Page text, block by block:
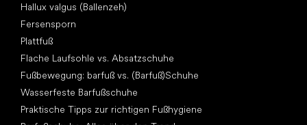
Hallux valgus (Ballenzeh)
Fersensporn
Plattfuß
Flache Laufsohle vs. Absatzschuhe
Fußbewegung: barfuß vs. (Barfuß)Schuhe
Wasserfeste Barfußschuhe
Praktische Tipps zur richtigen Fußhygiene